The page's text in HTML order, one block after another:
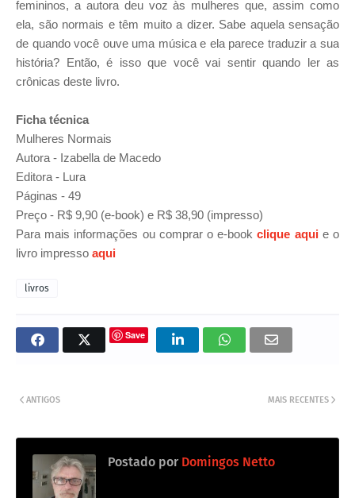
femininos, a autora deu voz às mulheres que, assim como
ela, são normais e têm muito a dizer. Sabe aquela sensação
de quando você ouve uma música e ela parece traduzir a sua
história? Então, é isso que você vai sentir quando ler as
crônicas deste livro.
Ficha técnica
Mulheres Normais
Autora - Izabella de Macedo
Editora - Lura
Páginas - 49
Preço - R$ 9,90 (e-book) e R$ 38,90 (impresso)
Para mais informações ou comprar o e-bookclique aquie o
livro impresso aqui
livros
Save
MAIS RECENTES
ANTIGOS
Postado por Domingos Netto